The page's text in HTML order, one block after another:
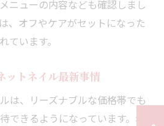
ニューの内容なども確認しまし
、オフやケアがセットになった
ています。
ットネイル最新事情
は、リーズナブルな価格帯でも
できるようになっています。名